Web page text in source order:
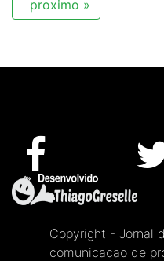
proximo »
Copyright - Jornal
comunicacao de